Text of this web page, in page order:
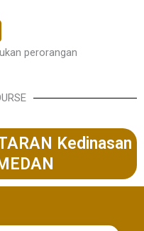
perorangan
Kedinasan